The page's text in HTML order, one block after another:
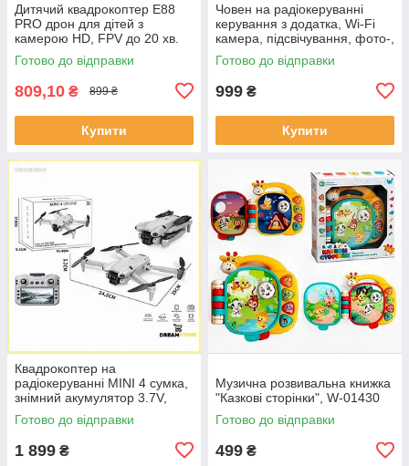
Дитячий квадрокоптер E88
PRO дрон для дітей з
камерою HD, FPV до 20 хв.
польоту \ кейс
Готово до відправки
809,10 ₴ 899 ₴
Купити
Човен на радіокеруванні
керування з додатка, Wi-Fi
камера, підсвічування, фото-,
відеозйомка, вбудованний
акумулятор
Готово до відправки
999 ₴
Купити
Квадрокоптер на
радіокеруванні MINI 4 сумка,
знімний акумулятор 3.7V,
пульт 2.4 GHz з екраном,
USB, headless, Wi-Fi
Готово до відправки
1 899 ₴
Музична розвивальна книжка
"Казкові сторінки", W-01430
Готово до відправки
499 ₴